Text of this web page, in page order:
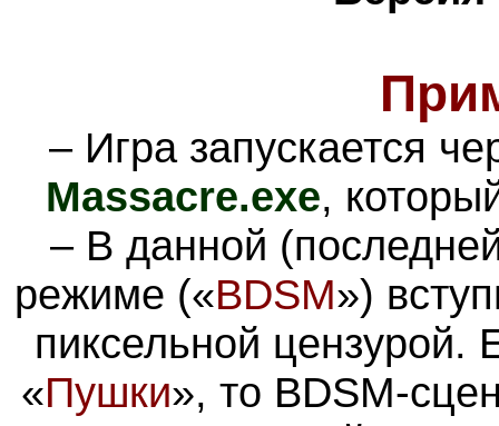
– Игра запускается
Massacre.exe,
– В данной
режиме («BDSM»)
пиксельной цензурой.
«Пушки», то BDSM-